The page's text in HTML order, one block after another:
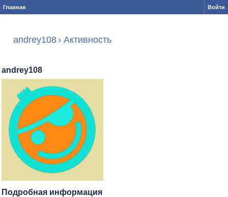
Главная Войти
andrey108 › Активность
andrey108
Подробная информация